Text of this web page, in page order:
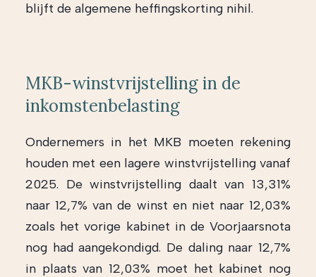
blijft de algemene heffingskorting nihil.
MKB-winstvrijstelling in de
inkomstenbelasting
Ondernemers in het MKB moeten rekening
houden met een lagere winstvrijstelling vanaf
2025. De winstvrijstelling daalt van 13,31%
naar 12,7% van de winst en niet naar 12,03%
zoals het vorige kabinet in de Voorjaarsnota
nog had aangekondigd. De daling naar 12,7%
in plaats van 12,03% moet het kabinet nog